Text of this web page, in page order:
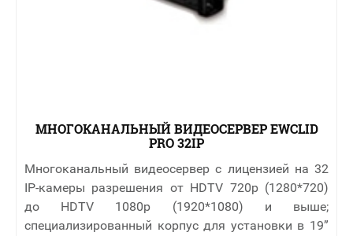
МНОГОКАНАЛЬНЫЙ ВИДЕОСЕРВЕР EWCLID
PRO 32IP
Многоканальный видеосервер с лицензией на 32
IP-камеры разрешения от HDTV 720p (1280*720)
до HDTV 1080p (1920*1080) и выше;
специализированный корпус для установки в 19”